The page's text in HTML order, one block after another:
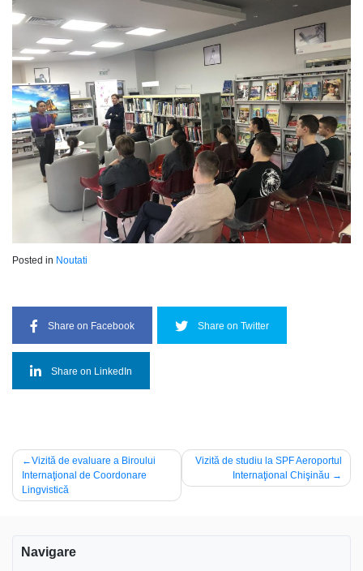
Posted in Noutati
Share on Facebook Share on Twitter
Share on LinkedIn
Navigare
în
articole
Vizită de evaluare a Biroului
Internaţional de Coordonare
Lingvistică
Vizită de studiu la SPF Aeroportul
Internaţional Chişinău
Navigare